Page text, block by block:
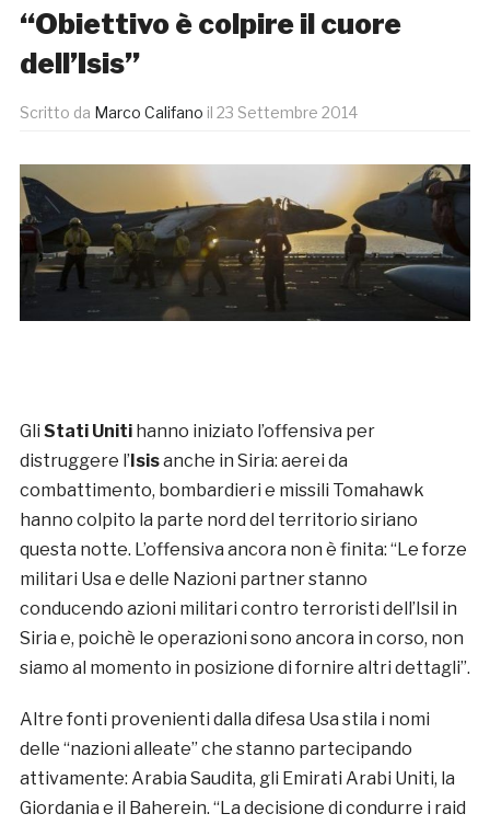
“Obiettivo è colpire il cuore
dell’Isis”
Scritto da Marco Califano il 23 Settembre 2014
Gli Stati Unitihanno iniziato l’offensiva per
distruggere l’Isisanche in Siria: aerei da
combattimento, bombardieri e missili Tomahawk
hanno colpito la parte nord del territorio siriano
questa notte. L’offensiva ancora non è finita: “Le forze
militari Usa e delle Nazioni partner stanno
conducendo azioni militari contro terroristi dell’Isil in
Siria e, poichè le operazioni sono ancora in corso, non
siamo al momento in posizione di fornire altri dettagli”.
Altre fonti provenienti dalla difesa Usa stila i nomi
delle “nazioni alleate” che stanno partecipando
attivamente: Arabia Saudita, gli Emirati Arabi Uniti, la
Giordania e il Baherein. “La decisione di condurre i raid